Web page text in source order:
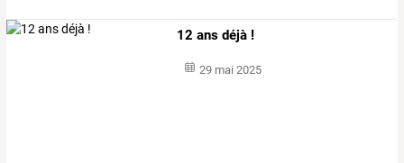
12 ans déjà !
29 mai 2025